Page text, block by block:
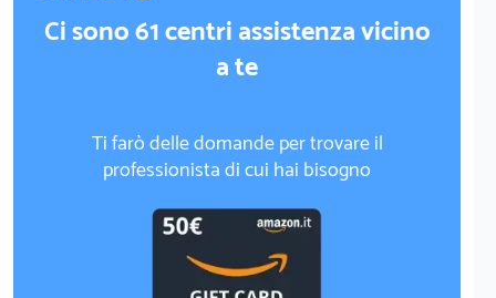
Ci sono 61 centri assistenza vicino
a te
Ti farò delle domande per trovare il
professionista di cui hai bisogno